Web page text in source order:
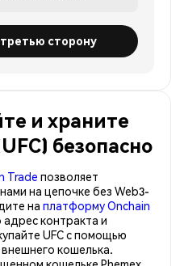
сторону
и храните
безопасно
Trade позволяет
на цепочке без Web3-
на платформу Onchain
адрес контракта и
UFC с помощью
кошелька.